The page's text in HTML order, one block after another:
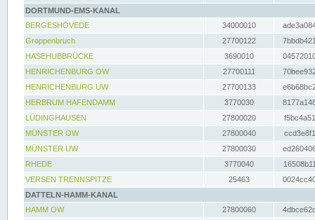
DORTMUND-EMS-KANAL
BERGESHÖVEDE
34000010
Groppenbruch
27700122
HASEHUBBRÜCKE
3690010
HENRICHENBURG OW
27700111
HENRICHENBURG UW
27700133
HERBRUM HAFENDAMM
3770030
LÜDINGHAUSEN
27800020
MÜNSTER OW
27800040
MÜNSTER UW
27800030
RHEDE
3770040
VERSEN TRENNSPITZE
25463
DATTELN-HAMM-KANAL
HAMM OW
27800060